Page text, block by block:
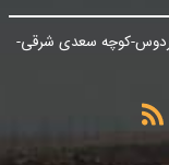
فردوس-کوچه سعدی شرقی-